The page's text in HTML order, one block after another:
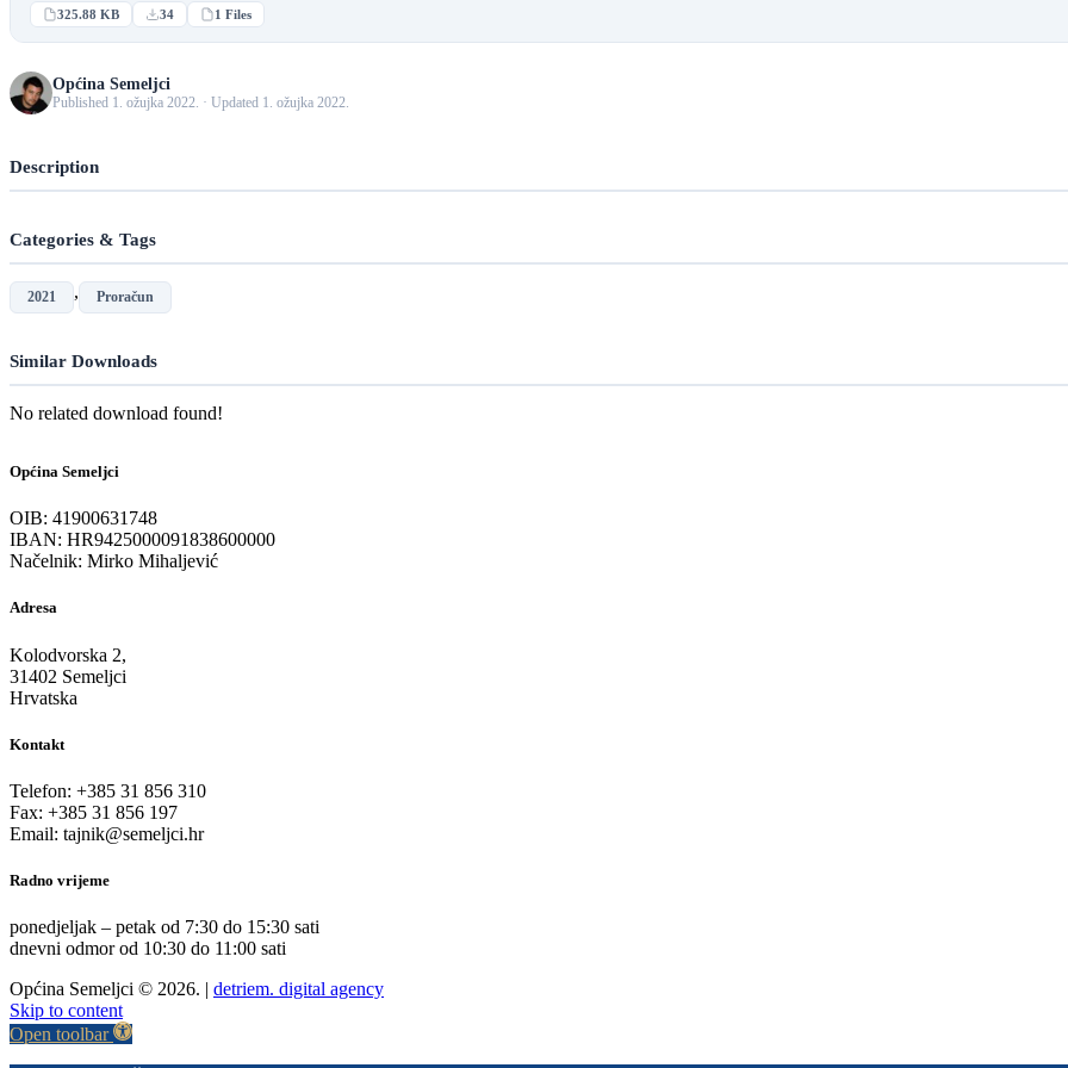
325.88 KB 34 1 Files
Općina Semeljci
Published 1. ožujka 2022. · Updated 1. ožujka 2022.
Description
Categories & Tags
2021 , Proračun
Similar Downloads
No related download found!
Općina Semeljci
OIB: 41900631748
IBAN: HR9425000091838600000
Načelnik: Mirko Mihaljević
Adresa
Kolodvorska 2,
31402 Semeljci
Hrvatska
Kontakt
Telefon: +385 31 856 310
Fax: +385 31 856 197
Email: tajnik@semeljci.hr
Radno vrijeme
ponedjeljak – petak od 7:30 do 15:30 sati
dnevni odmor od 10:30 do 11:00 sati
Općina Semeljci © 2026. | detriem. digital agency
Skip to content
Open toolbar